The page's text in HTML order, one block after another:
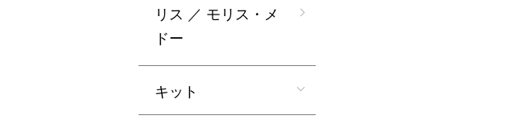
リス ／ モリス・メ
ドー
キット